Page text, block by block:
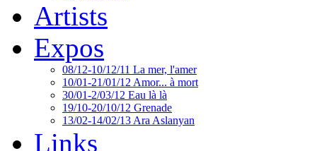
Artists
Expos
08/12-10/12/11 La mer, l'amer
10/01-21/01/12 Amor... à mort
30/01-2/03/12 Eau là là
19/10-20/10/12 Grenade
13/02-14/02/13 Ara Aslanyan
Links